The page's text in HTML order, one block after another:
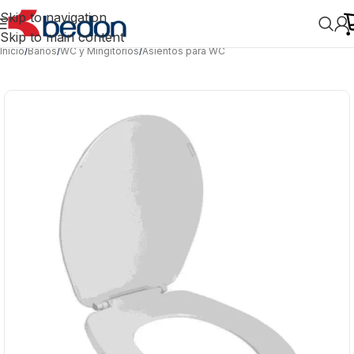
Skip to navigation
Skip to main content
Inicio/Baños/WC y Mingitorios/Asientos para WC